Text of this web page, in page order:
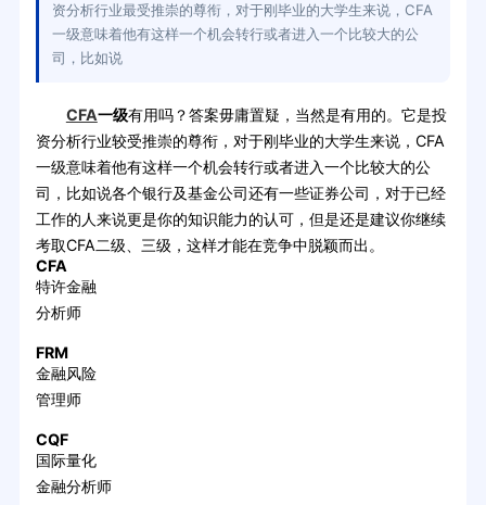
资分析行业最受推崇的尊衔，对于刚毕业的大学生来说，CFA
一级意味着他有这样一个机会转行或者进入一个比较大的公
司，比如说
CFA一级有用吗？答案毋庸置疑，当然是有用的。它是投
资分析行业较受推崇的尊衔，对于刚毕业的大学生来说，CFA
一级意味着他有这样一个机会转行或者进入一个比较大的公
司，比如说各个银行及基金公司还有一些证券公司，对于已经
工作的人来说更是你的知识能力的认可，但是还是建议你继续
考取CFA二级、三级，这样才能在竞争中脱颖而出。
CFA
特许金融
分析师
FRM
金融风险
管理师
CQF
国际量化
金融分析师